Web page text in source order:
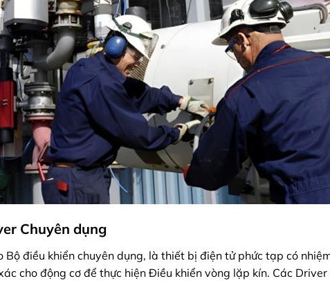
Chuyên dụng
điều khiển chuyên dụng, là thiết bị điện tử phức tạp có
cho động cơ để thực hiện Điều khiển vòng lặp kín. Các